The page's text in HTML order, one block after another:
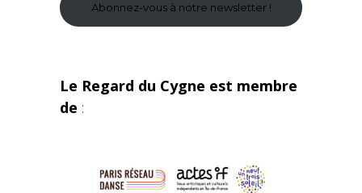
Abonnez-vous à notre newsletter !
Le Regard du Cygne est membre
de :